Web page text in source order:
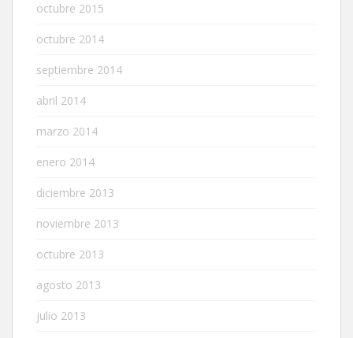
octubre 2015
octubre 2014
septiembre 2014
abril 2014
marzo 2014
enero 2014
diciembre 2013
noviembre 2013
octubre 2013
agosto 2013
julio 2013